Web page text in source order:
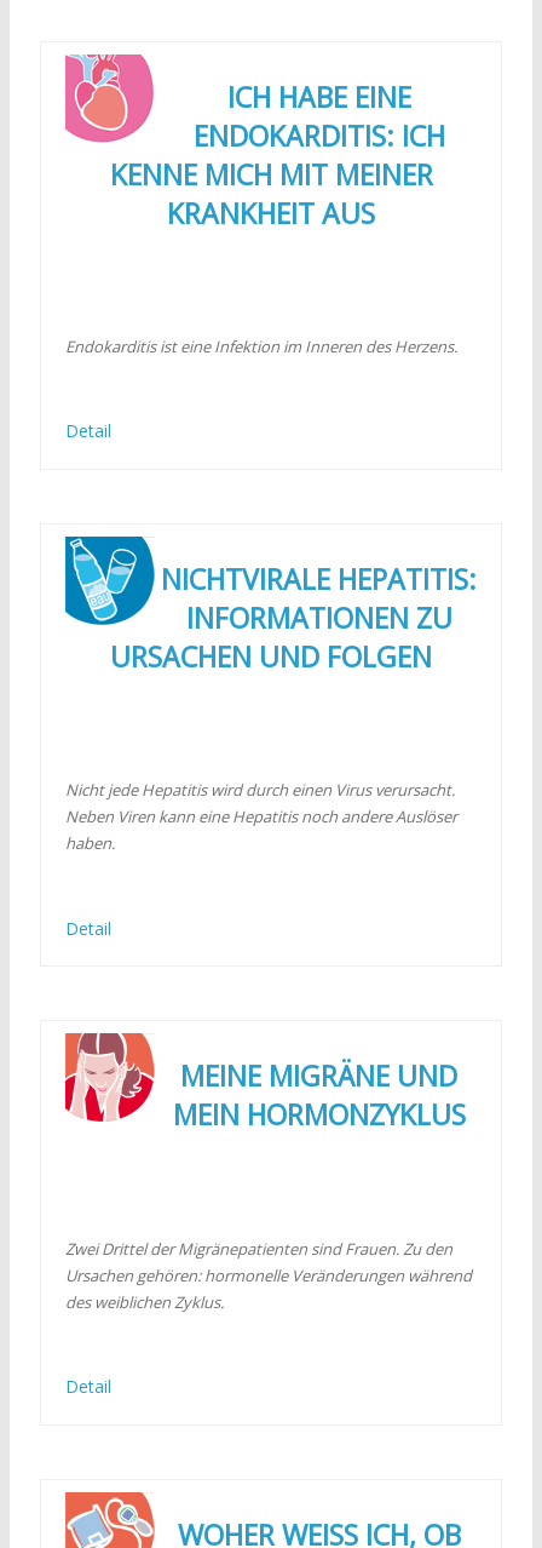
ICH HABE EINE
ENDOKARDITIS: ICH
KENNE MICH MIT MEINER
KRANKHEIT AUS
Endokarditis ist eine Infektion im Inneren des Herzens.
Detail
NICHTVIRALE HEPATITIS:
INFORMATIONEN ZU
URSACHEN UND FOLGEN
Nicht jede Hepatitis wird durch einen Virus verursacht.
Neben Viren kann eine Hepatitis noch andere Auslöser
haben.
Detail
MEINE MIGRÄNE UND
MEIN HORMONZYKLUS
Zwei Drittel der Migränepatienten sind Frauen. Zu den
Ursachen gehören: hormonelle Veränderungen während
des weiblichen Zyklus.
Detail
WOHER WEISS ICH, OB